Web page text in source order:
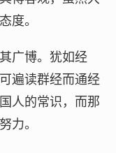
度。
广博。犹如经
遍读群经而通经
人的常识，而那
力。